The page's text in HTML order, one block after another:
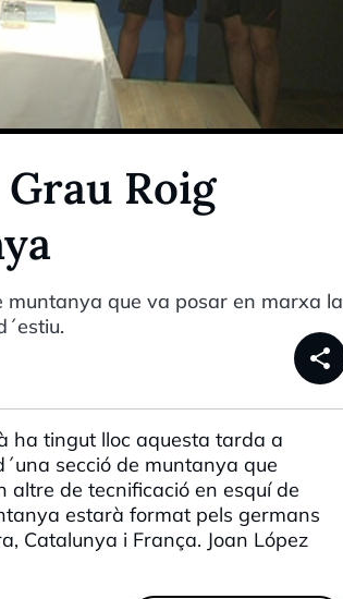
Grau Roig
muntanya que va posar en marxa la
share
ha tingut lloc aquesta tarda a
secció de muntanya que
altre de tecnificació en esquí de
estarà format pels germans
Catalunya i França. Joan López